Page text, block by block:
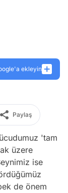
ekleyin
Paylaş
'tam
üzere
ise
de önem